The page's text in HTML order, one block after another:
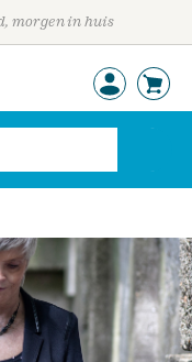
morgen in huis